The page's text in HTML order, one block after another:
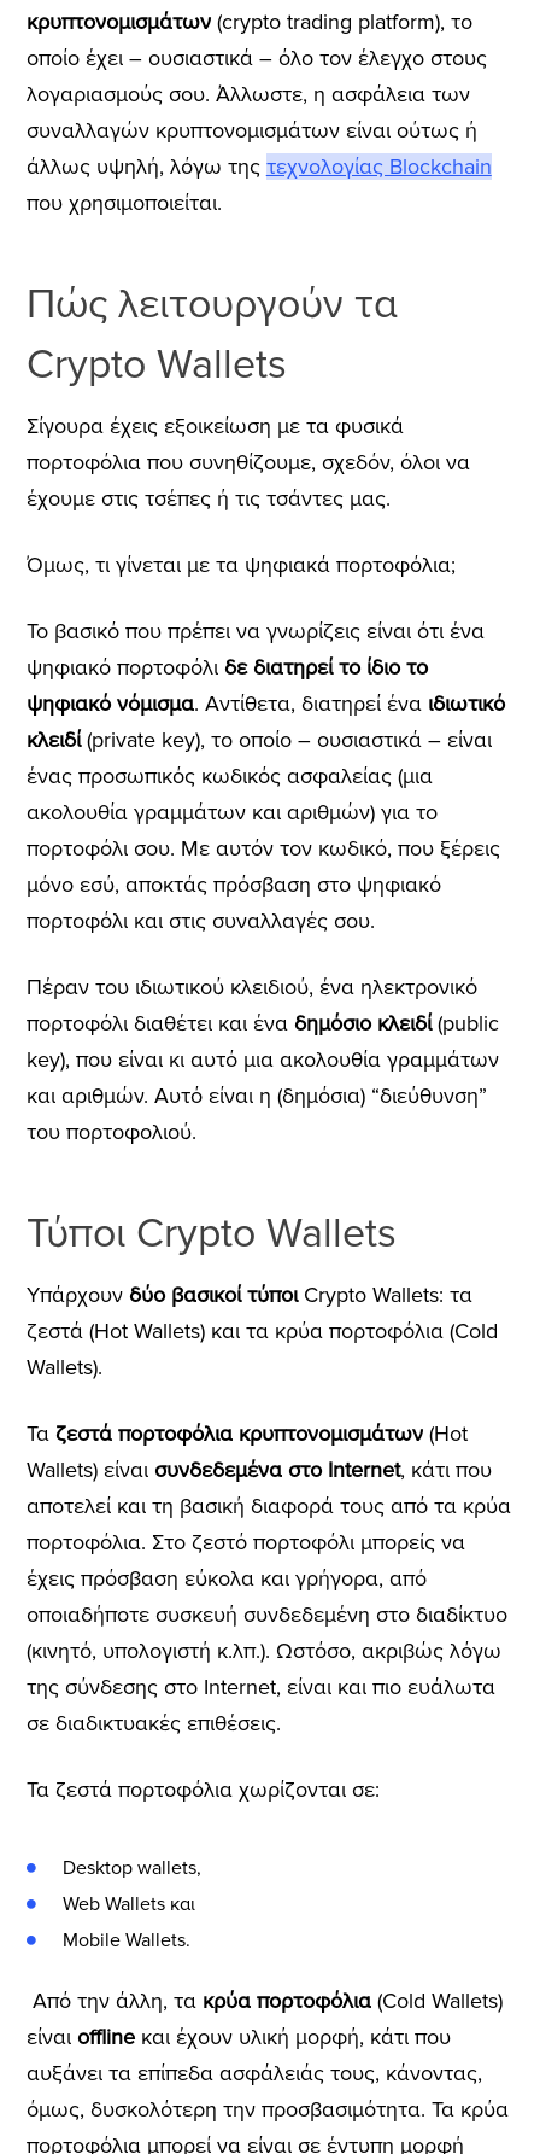
κρυπτονομισμάτων(crypto trading platform), το
οποίο έχει – ουσιαστικά – όλο τον έλεγχο στους
λογαριασμούς σου. Άλλωστε, η ασφάλεια των
συναλλαγών κρυπτονομισμάτων είναι ούτως ή
άλλως υψηλή, λόγω της τεχνολογίας Blockchain
που χρησιμοποιείται.
Πώς λειτουργούν τα
Crypto Wallets
Σίγουρα έχεις εξοικείωση με τα φυσικά
πορτοφόλια που συνηθίζουμε, σχεδόν, όλοι να
έχουμε στις τσέπες ή τις τσάντες μας.
Όμως, τι γίνεται με τα ψηφιακά πορτοφόλια;
Το βασικό που πρέπει να γνωρίζεις είναι ότι ένα
ψηφιακό πορτοφόλι δε διατηρεί το ίδιο το
ψηφιακό νόμισμα. Αντίθετα, διατηρεί ένα ιδιωτικό
κλειδί(private key), το οποίο – ουσιαστικά – είναι
ένας προσωπικός κωδικός ασφαλείας (μια
ακολουθία γραμμάτων και αριθμών) για το
πορτοφόλι σου. Με αυτόν τον κωδικό, που ξέρεις
μόνο εσύ, αποκτάς πρόσβαση στο ψηφιακό
πορτοφόλι και στις συναλλαγές σου.
Πέραν του ιδιωτικού κλειδιού, ένα ηλεκτρονικό
πορτοφόλι διαθέτει και ένα δημόσιο κλειδί(public
key), που είναι κι αυτό μια ακολουθία γραμμάτων
και αριθμών. Αυτό είναι η (δημόσια) “διεύθυνση”
του πορτοφολιού.
Τύποι Crypto Wallets
Υπάρχουν δύο βασικοί τύποι Crypto Wallets: τα
ζεστά (Hot Wallets) και τα κρύα πορτοφόλια (Cold
Wallets).
Τα ζεστά πορτοφόλια κρυπτονομισμάτων (Hot
Wallets) είναι συνδεδεμένα στο Internet, κάτι που
αποτελεί και τη βασική διαφορά τους από τα κρύα
πορτοφόλια. Στο ζεστό πορτοφόλι μπορείς να
έχεις πρόσβαση εύκολα και γρήγορα, από
οποιαδήποτε συσκευή συνδεδεμένη στο διαδίκτυο
(κινητό, υπολογιστή κ.λπ.). Ωστόσο, ακριβώς λόγω
της σύνδεσης στο Internet, είναι και πιο ευάλωτα
σε διαδικτυακές επιθέσεις.
Τα ζεστά πορτοφόλια χωρίζονται σε:
Desktop wallets,
Web Wallets και
Mobile Wallets.
Από την άλλη, τα κρύα πορτοφόλια (Cold Wallets)
είναι offlineκαι έχουν υλική μορφή, κάτι που
αυξάνει τα επίπεδα ασφάλειάς τους, κάνοντας,
όμως, δυσκολότερη την προσβασιμότητα. Τα κρύα
πορτοφόλια μπορεί να είναι σε έντυπη μορφή